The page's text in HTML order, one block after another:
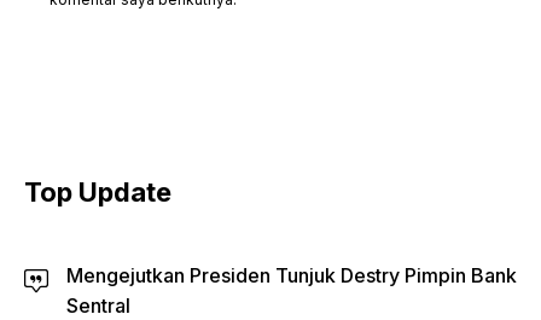
Top Update
Mengejutkan Presiden Tunjuk Destry Pimpin Bank
Sentral